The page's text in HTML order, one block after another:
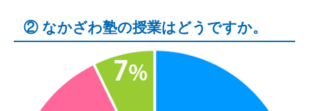
② なかざわ塾の授業はどうですか。